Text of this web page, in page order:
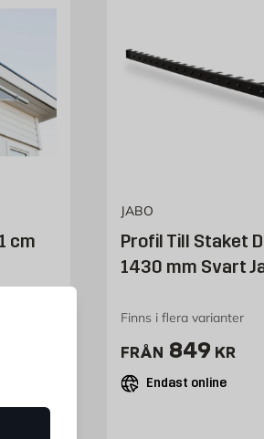
cm
JABO
Profil Till Staket
1430 mm Svart
Finns i flera varianter
FRÅN Pris 849
849 KR
Endast online